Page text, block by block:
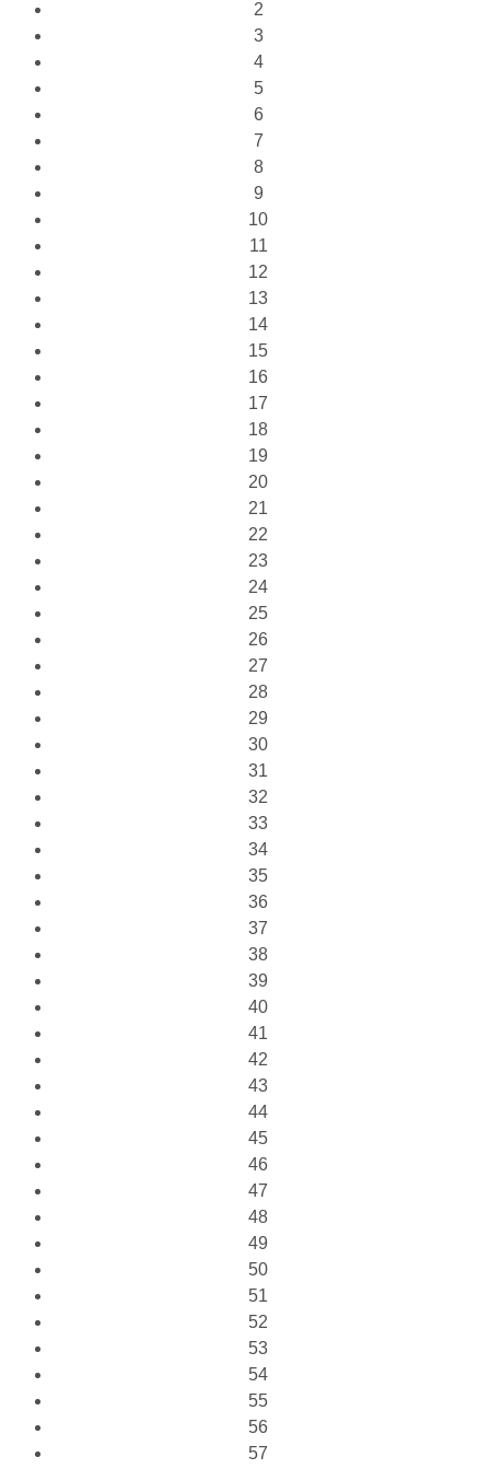
2
3
4
5
6
7
8
9
10
11
12
13
14
15
16
17
18
19
20
21
22
23
24
25
26
27
28
29
30
31
32
33
34
35
36
37
38
39
40
41
42
43
44
45
46
47
48
49
50
51
52
53
54
55
56
57